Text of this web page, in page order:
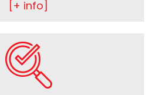
[+ info]